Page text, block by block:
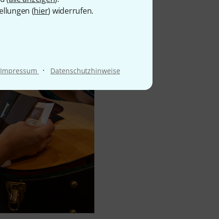
(hier) widerrufen.
Impressum · Datenschutzhinweise